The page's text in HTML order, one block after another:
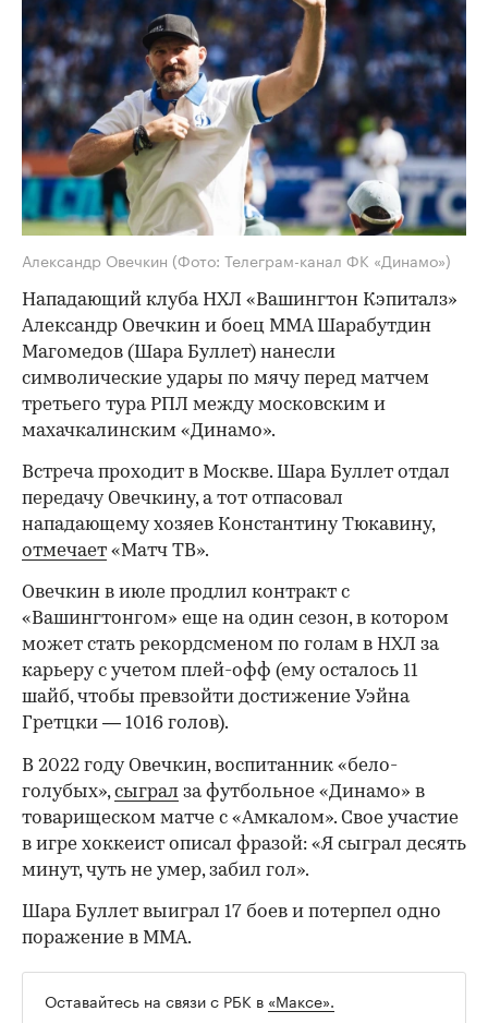
Александр Овечкин (Фото: Телеграм-канал ФК «Динамо»)
Нападающий клуба НХЛ «Вашингтон Кэпиталз»
Александр Овечкин и боец ММА Шарабутдин
Магомедов (Шара Буллет) нанесли
символические удары по мячу перед матчем
третьего тура РПЛ между московским и
махачкалинским «Динамо».
Встреча проходит в Москве. Шара Буллет отдал
передачу Овечкину, а тот отпасовал
нападающему хозяев Константину Тюкавину,
отмечает «Матч ТВ».
Овечкин в июле продлил контракт с
«Вашингтонгом» еще на один сезон, в котором
может стать рекордсменом по голам в НХЛ за
карьеру с учетом плей-офф (ему осталось 11
шайб, чтобы превзойти достижение Уэйна
Гретцки — 1016 голов).
00:00 / 00:00
В 2022 году Овечкин, воспитанник «бело-
голубых»,сыграл за футбольное «Динамо» в
товарищеском матче с «Амкалом». Свое участие
в игре хоккеист описал фразой: «Я сыграл десять
минут, чуть не умер, забил гол».
Шара Буллет выиграл 17 боев и потерпел одно
поражение в ММА.
Оставайтесь на связи с РБК в «Максе».